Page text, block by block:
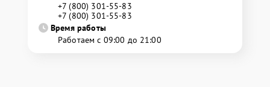
+7 (800) 301-55-83
+7 (800) 301-55-83
Время работы
Работаем с 09:00 до 21:00